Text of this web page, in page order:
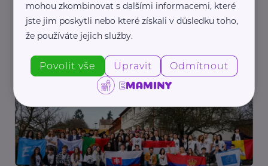
BikeUp s.r.o.
Zjistili jsme, že kupovat dětské kolo pořád dokola
nedává smysl. Tak jsme to začali řešit jinak
Akce, Tip Děti Ekologie, udržitelnost Finance
mohou zkombinovat s dalšími informacemi, které
jste jim poskytli nebo které získali v důsledku toho,
že používáte jejich služby.
Povolit vše Upravit Odmítnout